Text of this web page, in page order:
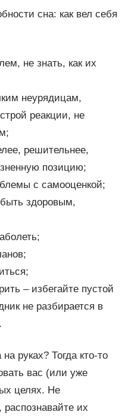
сна: как вел себя
не знать, как их
неурядицам,
реакции, не
решительнее,
позицию;
с самооценкой;
здоровым,
– избегайте пустой
не разбирается в
руках? Тогда кто-то
вас (или уже
целях. Не
их